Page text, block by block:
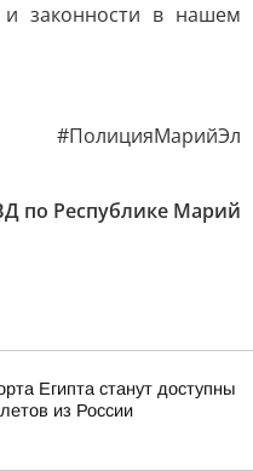
и законности в нашем
по Республике Марий
Египта станут доступны
из России